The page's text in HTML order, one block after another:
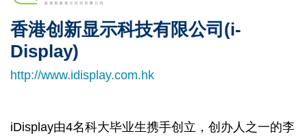
Column
Right
Column
Text
Area
香港创新显示科技有限公司(i-
Display)
http://www.idisplay.com.hk
iDisplay由4名科大毕业生携手创立，创办人之一的李